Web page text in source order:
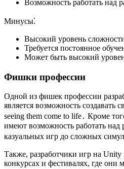
Возможность работать над
Минусы⁚
Высокий уровень
Требуется постоянное
Может быть высокий
Фишки профессии
Одной из фишек профессии
является возможность создавать
seeing them come to life․ Кроме
имеют возможность работать
казуальных игр до сложных
Также, разработчики игр на Unity
конкурсах и фестивалях, где они